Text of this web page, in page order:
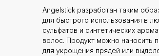
Angelstick разработан таким
для быстрого использования в
сульфатов и синтетических
волос. Продукт можно наносить
для укрощения прядей или